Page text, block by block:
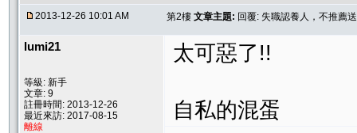
2013-12-26 10:01 AM 第2樓 文章主題: 回覆: 失職認養人，不推薦
lumi21
等級: 新手
文章: 9
註冊時間: 2013-12-26
最近來訪: 2017-08-15
離線
太可惡了!!
自私的混蛋